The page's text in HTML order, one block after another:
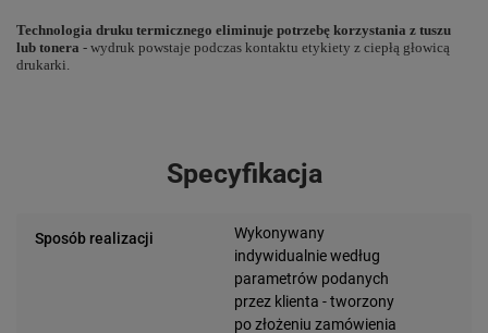
Technologia druku termicznego eliminuje potrzebę korzystania z tuszu
lub tonera - wydruk powstaje podczas kontaktu etykiety z ciepłą głowicą
drukarki.
Specyfikacja
Sposób realizacji
Wykonywany
indywidualnie według
parametrów podanych
przez klienta - tworzony
po złożeniu zamówienia